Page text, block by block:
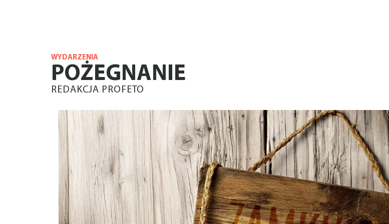
WYDARZENIA
POŻEGNANIE
REDAKCJA PROFETO